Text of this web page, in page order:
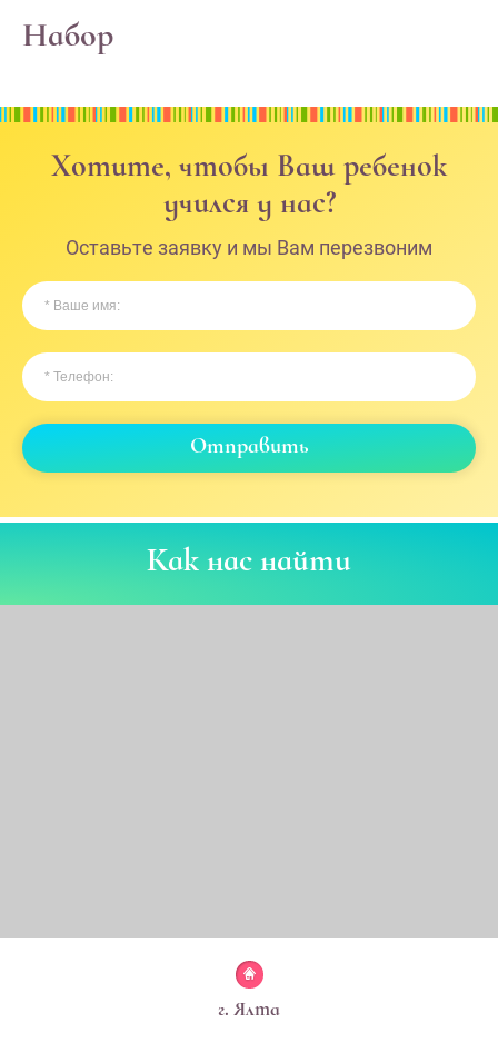
Набор
Хотите, чтобы Ваш ребенок
учился у нас?
Оставьте заявку и мы Вам перезвоним
Отправить
Как нас найти
г. Ялта